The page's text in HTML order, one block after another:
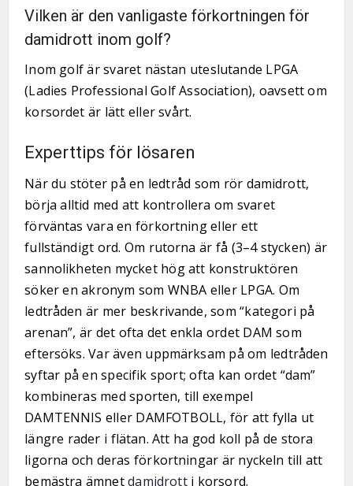
Vilken är den vanligaste förkortningen för
damidrott inom golf?
Inom golf är svaret nästan uteslutande LPGA
(Ladies Professional Golf Association), oavsett om
korsordet är lätt eller svårt.
Experttips för lösaren
När du stöter på en ledtråd som rör damidrott,
börja alltid med att kontrollera om svaret
förväntas vara en förkortning eller ett
fullständigt ord. Om rutorna är få (3–4 stycken) är
sannolikheten mycket hög att konstruktören
söker en akronym som WNBA eller LPGA. Om
ledtråden är mer beskrivande, som “kategori på
arenan”, är det ofta det enkla ordet DAM som
eftersöks. Var även uppmärksam på om ledtråden
syftar på en specifik sport; ofta kan ordet “dam”
kombineras med sporten, till exempel
DAMTENNIS eller DAMFOTBOLL, för att fylla ut
längre rader i flätan. Att ha god koll på de stora
ligorna och deras förkortningar är nyckeln till att
bemästra ämnetdamidrotti korsord.